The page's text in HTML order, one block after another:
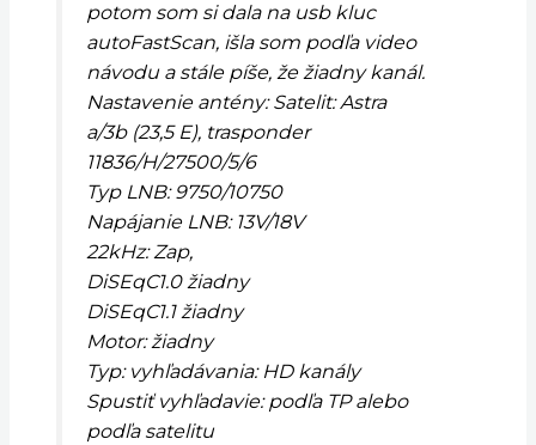
potom som si dala na usb kluc
autoFastScan, išla som podľa video
návodu a stále píše, že žiadny kanál.
Nastavenie antény: Satelit: Astra
a/3b (23,5 E), trasponder
11836/H/27500/5/6
Typ LNB: 9750/10750
Napájanie LNB: 13V/18V
22kHz: Zap,
DiSEqC1.0 žiadny
DiSEqC1.1 žiadny
Motor: žiadny
Typ: vyhľadávania: HD kanály
Spustiť vyhľadavie: podľa TP alebo
podľa satelitu